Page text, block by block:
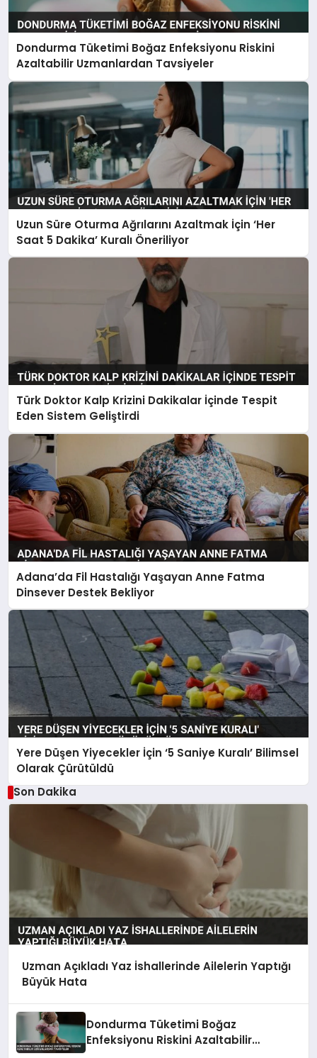
Dondurma Tüketimi Boğaz Enfeksiyonu Riskini
Azaltabilir Uzmanlardan Tavsiyeler
Uzun Süre Oturma Ağrılarını Azaltmak İçin ‘Her
Saat 5 Dakika’ Kuralı Öneriliyor
Türk Doktor Kalp Krizini Dakikalar İçinde Tespit
Eden Sistem Geliştirdi
Adana’da Fil Hastalığı Yaşayan Anne Fatma
Dinsever Destek Bekliyor
Yere Düşen Yiyecekler İçin ‘5 Saniye Kuralı’ Bilimsel
Olarak Çürütüldü
Son Dakika
Uzman Açıkladı Yaz İshallerinde Ailelerin Yaptığı
Büyük Hata
Dondurma Tüketimi Boğaz
Enfeksiyonu Riskini Azaltabilir